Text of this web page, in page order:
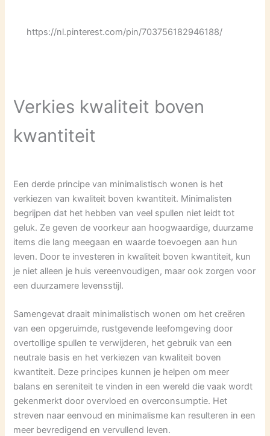
https://nl.pinterest.com/pin/703756182946188/
Verkies kwaliteit boven
kwantiteit
Een derde principe van minimalistisch wonen is het
verkiezen van kwaliteit boven kwantiteit. Minimalisten
begrijpen dat het hebben van veel spullen niet leidt tot
geluk. Ze geven de voorkeur aan hoogwaardige, duurzame
items die lang meegaan en waarde toevoegen aan hun
leven. Door te investeren in kwaliteit boven kwantiteit, kun
je niet alleen je huis vereenvoudigen, maar ook zorgen voor
een duurzamere levensstijl.
Samengevat draait minimalistisch wonen om het creëren
van een opgeruimde, rustgevende leefomgeving door
overtollige spullen te verwijderen, het gebruik van een
neutrale basis en het verkiezen van kwaliteit boven
kwantiteit. Deze principes kunnen je helpen om meer
balans en sereniteit te vinden in een wereld die vaak wordt
gekenmerkt door overvloed en overconsumptie. Het
streven naar eenvoud en minimalisme kan resulteren in een
meer bevredigend en vervullend leven.